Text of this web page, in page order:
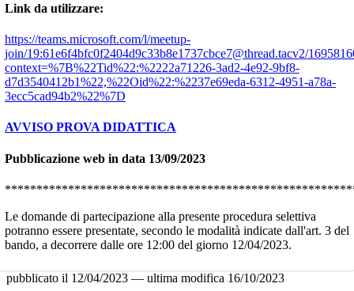
Link da utilizzare:
https://teams.microsoft.com/l/meetup-
join/19:61e6f4bfc0f2404d9c33b8e1737cbce7@thread.tacv2/
context=%7B%22Tid%22:%2222a71226-3ad2-4e92-9bf8-
d7d3540412b1%22,%22Oid%22:%2237e69eda-6312-4951-a78a-
3ecc5cad94b2%22%7D
AVVISO PROVA DIDATTICA
Pubblicazione web in data 13/09/2023
Le domande di partecipazione alla presente procedura selettiva
potranno essere presentate, secondo le modalità indicate dall'art. 3 del
bando, a decorrere dalle ore 12:00 del giorno 12/04/2023.
pubblicato il 12/04/2023 — ultima modifica 16/10/2023